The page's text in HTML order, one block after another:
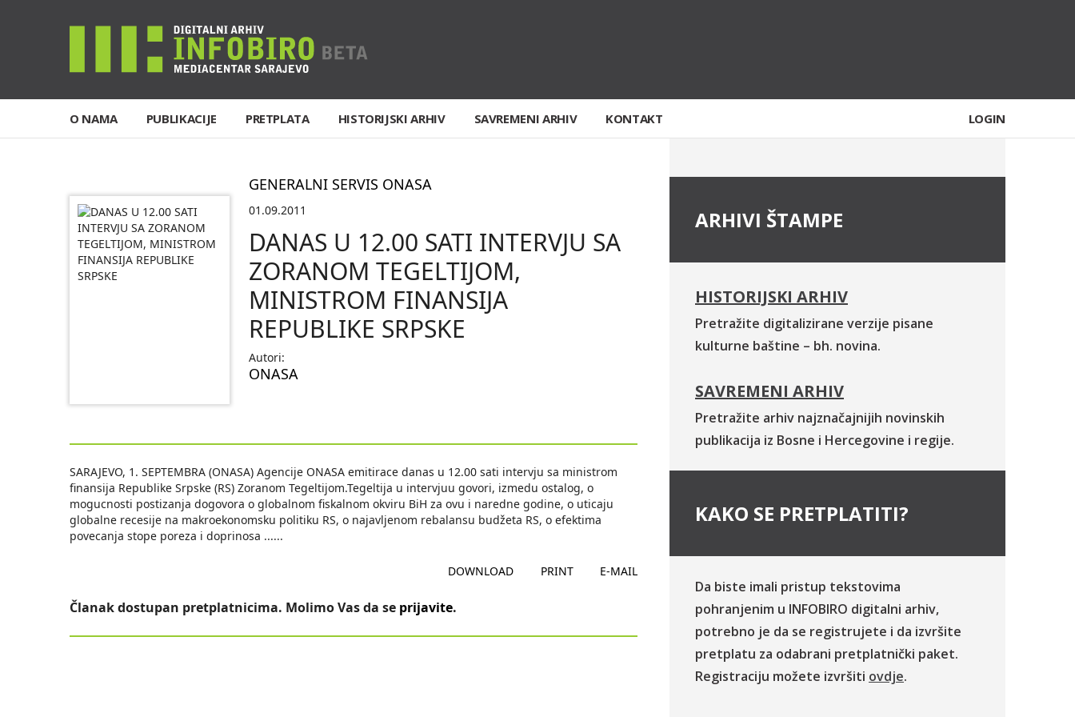
O NAMA PUBLIKACIJE PRETPLATA HISTORIJSKI ARHIV SAVREMENI ARHIV KONTAKT LOGIN
GENERALNI SERVIS ONASA
01.09.2011
DANAS U 12.00 SATI INTERVJU SA
ZORANOM TEGELTIJOM,
MINISTROM FINANSIJA
REPUBLIKE SRPSKE
Autori:
ONASA
SARAJEVO, 1. SEPTEMBRA (ONASA) Agencije ONASA emitirace danas u 12.00 sati intervju sa ministrom
finansija Republike Srpske (RS) Zoranom Tegeltijom.Tegeltija u intervjuu govori, izmedu ostalog, o
mogucnosti postizanja dogovora o globalnom fiskalnom okviru BiH za ovu i naredne godine, o uticaju
globalne recesije na makroekonomsku politiku RS, o najavljenom rebalansu budžeta RS, o efektima
povecanja stope poreza i doprinosa ......
DOWNLOAD PRINT E-MAIL
Članak dostupan pretplatnicima. Molimo Vas da se prijavite.
ARHIVI ŠTAMPE
HISTORIJSKI ARHIV
Pretražite digitalizirane verzije pisane
kulturne baštine – bh. novina.
SAVREMENI ARHIV
Pretražite arhiv najznačajnijih novinskih
publikacija iz Bosne i Hercegovine i regije.
KAKO SE PRETPLATITI?
Da biste imali pristup tekstovima
pohranjenim u INFOBIRO digitalni arhiv,
potrebno je da se registrujete i da izvršite
pretplatu za odabrani pretplatnički paket.
Registraciju možete izvršiti ovdje.